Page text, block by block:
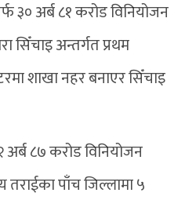
३० अर्ब ८१ करोड विनियोजन
सिँचाइ अन्तर्गत प्रथम
शाखा नहर बनाएर सिँचाइ
८७ करोड विनियोजन
पाँच जिल्लामा ५